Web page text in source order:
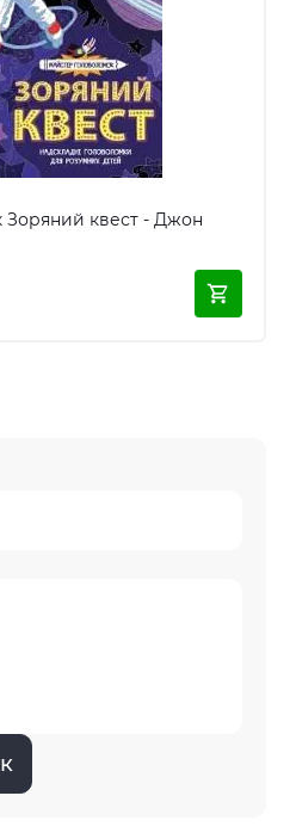
квест - Джон